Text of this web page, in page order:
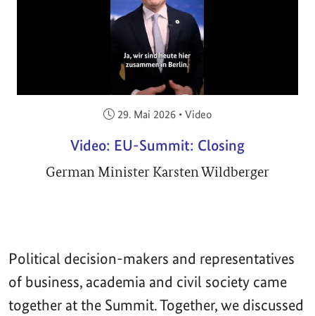
Veröffentlicht am:
29. Mai 2026 • Video
Video: EU-Summit: Closing
German Minister Karsten Wildberger
Political decision-makers and representatives
of business, academia and civil society came
together at the Summit. Together, we discussed